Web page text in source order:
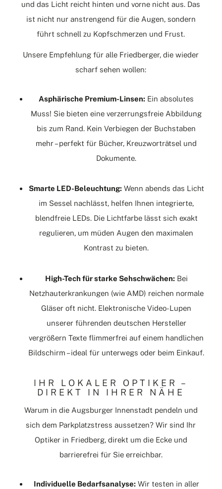
und das Licht reicht hinten und vorne nicht aus. Das
ist nicht nur anstrengend für die Augen, sondern
führt schnell zu Kopfschmerzen und Frust.
Unsere Empfehlung für alle Friedberger, die wieder
scharf sehen wollen:
Asphärische Premium-Linsen: Ein absolutes
Muss! Sie bieten eine verzerrungsfreie Abbildung
bis zum Rand. Kein Verbiegen der Buchstaben
mehr – perfekt für Bücher, Kreuzworträtsel und
Dokumente.
Smarte LED-Beleuchtung:Wenn abends das Licht
im Sessel nachlässt, helfen Ihnen integrierte,
blendfreie LEDs. Die Lichtfarbe lässt sich exakt
regulieren, um müden Augen den maximalen
Kontrast zu bieten.
High-Tech für starke Sehschwächen:Bei
Netzhauterkrankungen (wie AMD) reichen normale
Gläser oft nicht. Elektronische Video-Lupen
unserer führenden deutschen Hersteller
vergrößern Texte flimmerfrei auf einem handlichen
Bildschirm – ideal für unterwegs oder beim Einkauf.
IHR LOKALER OPTIKER –
DIREKT IN IHRER NÄHE
Warum in die Augsburger Innenstadt pendeln und
sich dem Parkplatzstress aussetzen? Wir sind Ihr
Optiker in Friedberg, direkt um die Ecke und
barrierefrei für Sie erreichbar.
Individuelle Bedarfsanalyse:Wir testen in aller